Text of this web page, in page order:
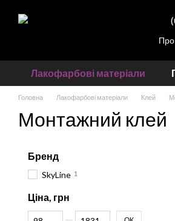
Про
Лакофарбові матеріали
Головна Лакофарбові матеріали Клей
Монтажний клей
Бренд
SkyLine 1
Ціна, грн